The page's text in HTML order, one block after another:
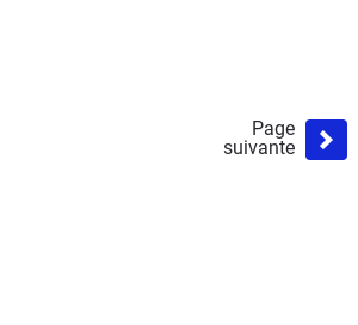
Page
suivante